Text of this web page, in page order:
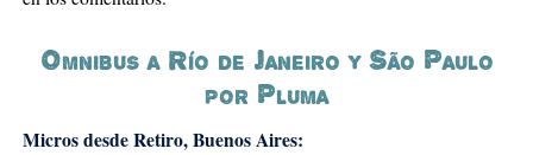
Omnibus a Río de Janeiro y São Paulo
por Pluma
Micros desde Retiro, Buenos Aires: